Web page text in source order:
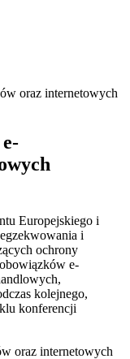
oraz internetowych
Europejskiego i
i
ochrony
e-
kolejnego,
konferencji